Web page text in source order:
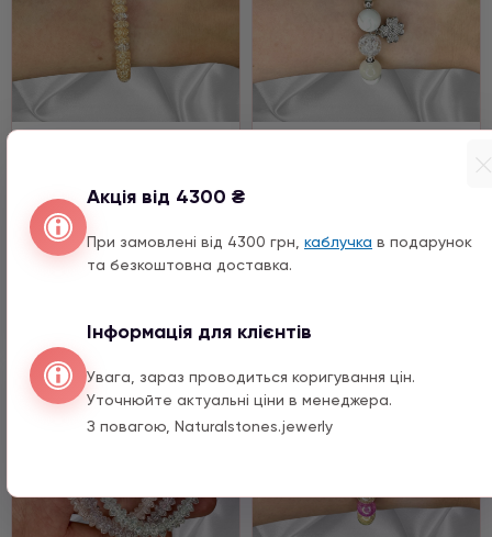
Акція від 4300 ₴
При замовлені від 4300 грн, каблучка в подарунок
та безкоштовна доставка.
Інформація для клієнтів
Увага, зараз проводиться коригування цін.
Уточнюйте актуальні ціни в менеджера.
З повагою, Naturalstones.jewerly
2690 ГРН